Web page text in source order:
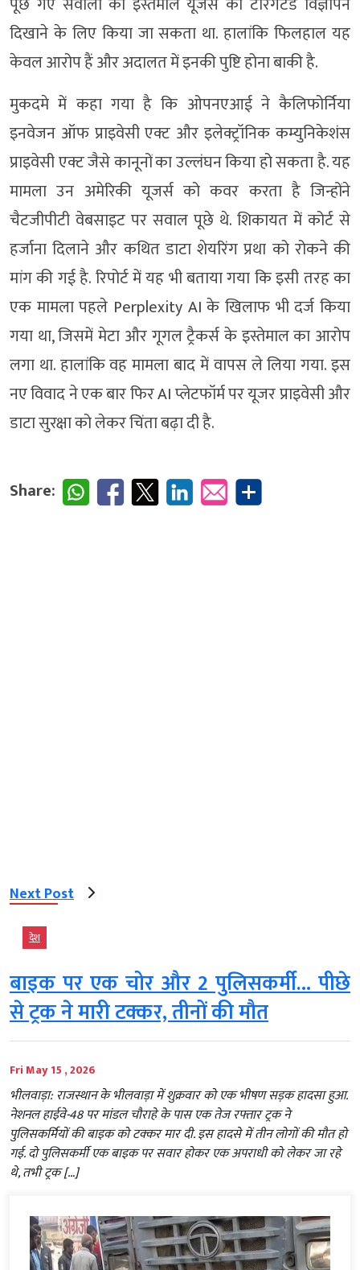
दिखाने के लिए किया जा सकता था. हालांकि फिलहाल यह
केवल आरोप हैं और अदालत में इनकी पुष्टि होना बाकी है.
मुकदमे में कहा गया है कि ओपनएआई ने कैलिफोर्निया
इनवेजन ऑफ प्राइवेसी एक्ट और इलेक्ट्रॉनिक कम्युनिकेशंस
प्राइवेसी एक्ट जैसे कानूनों का उल्लंघन किया हो सकता है. यह
मामला उन अमेरिकी यूजर्स को कवर करता है जिन्होंने
चैटजीपीटी वेबसाइट पर सवाल पूछे थे. शिकायत में कोर्ट से
हर्जाना दिलाने और कथित डाटा शेयरिंग प्रथा को रोकने की
मांग की गई है. रिपोर्ट में यह भी बताया गया कि इसी तरह का
एक मामला पहले Perplexity AI के खिलाफ भी दर्ज किया
गया था, जिसमें मेटा और गूगल ट्रैकर्स के इस्तेमाल का आरोप
लगा था. हालांकि वह मामला बाद में वापस ले लिया गया. इस
नए विवाद ने एक बार फिर AI प्लेटफॉर्म पर यूजर प्राइवेसी और
डाटा सुरक्षा को लेकर चिंता बढ़ा दी है.
Share:
Next Post
देश
बाइक पर एक चोर और 2 पुलिसकर्मी… पीछे
से ट्रक ने मारी टक्कर, तीनों की मौत
Fri May 15 , 2026
भीलवाड़ा: राजस्थान के भीलवाड़ा में शुक्रवार को एक भीषण सड़क हादसा हुआ.
नेशनल हाईवे-48 पर मांडल चौराहे के पास एक तेज रफ्तार ट्रक ने
पुलिसकर्मियों की बाइक को टक्कर मार दी. इस हादसे में तीन लोगों की मौत हो
गई. दो पुलिसकर्मी एक बाइक पर सवार होकर एक अपराधी को लेकर जा रहे
थे, तभी ट्रक […]